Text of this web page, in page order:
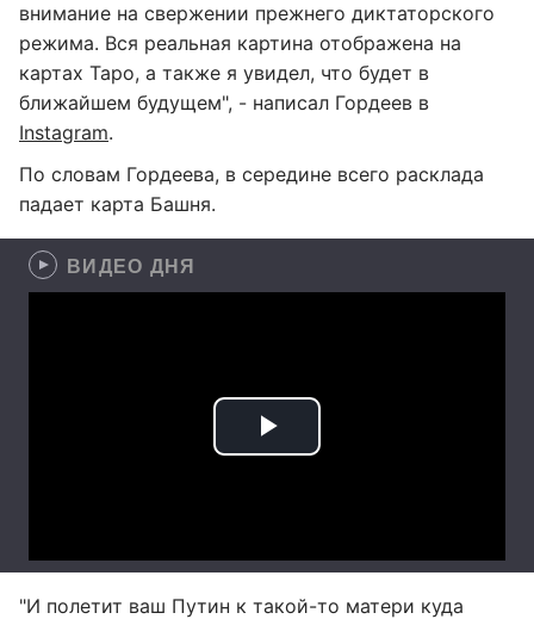
внимание на свержении прежнего диктаторского
режима. Вся реальная картина отображена на
картах Таро, а также я увидел, что будет в
ближайшем будущем", - написал Гордеев в
Instagram.
По словам Гордеева, в середине всего расклада
падает карта Башня.
ВИДЕО ДНЯ
"И полетит ваш Путин к такой-то матери куда